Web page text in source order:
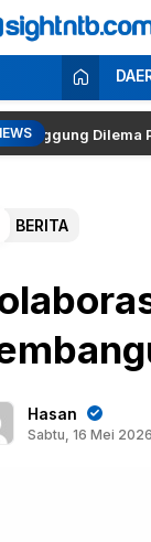
Seputar NTB
Dilema Politik
BERITA
Hasan
Sabtu, 16 Mei